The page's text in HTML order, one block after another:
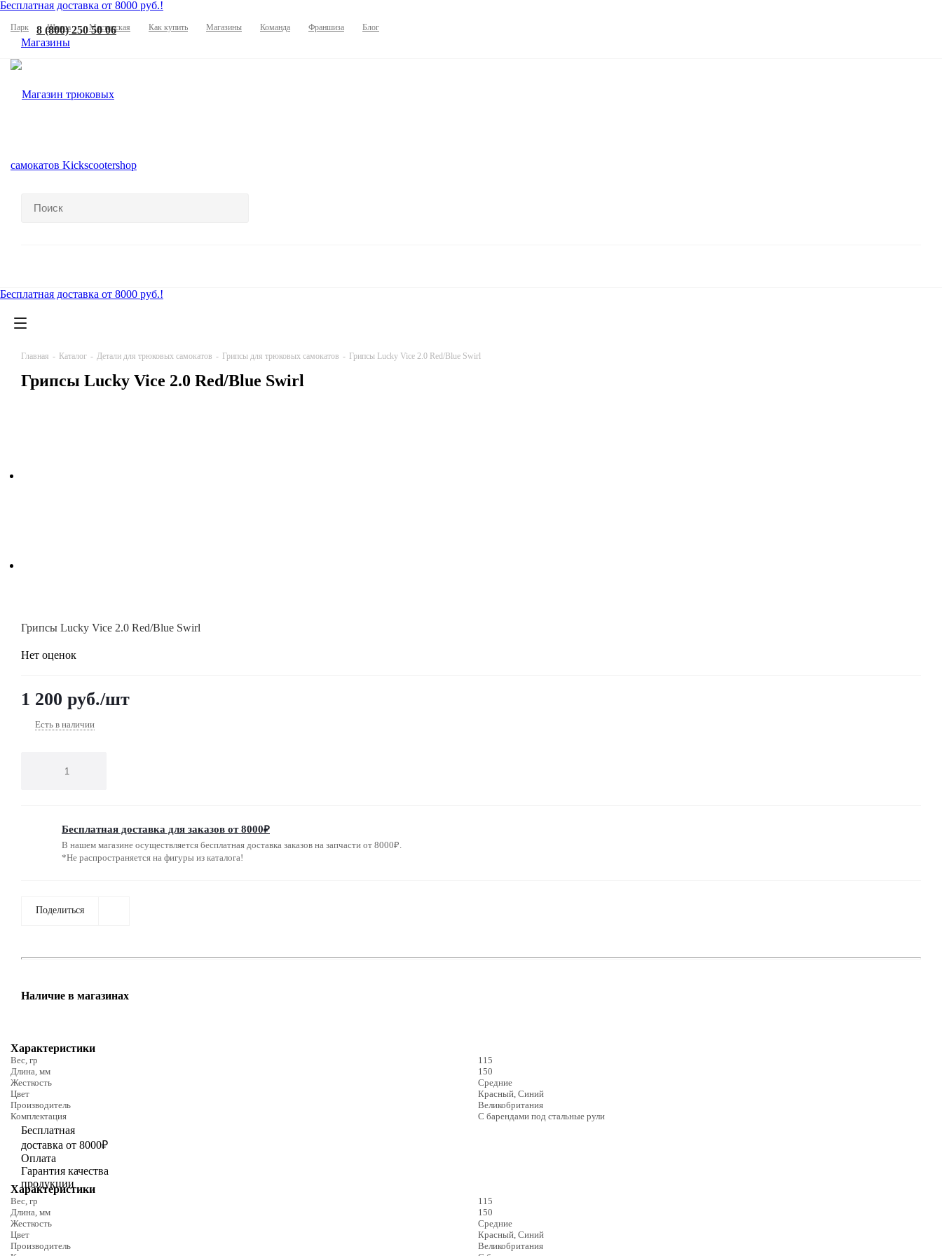
Бесплатная доставка от 8000 руб.!
Парк Школа Мастерская Как купить Магазины Команда Франшиза Блог
8 (800) 250 50 06
Магазины
Бесплатная доставка от 8000 руб.!
Главная - Каталог - Детали для трюковых самокатов - Грипсы для трюковых самокатов - Грипсы Lucky Vice 2.0 Red/Blue Swirl
Грипсы Lucky Vice 2.0 Red/Blue Swirl
Грипсы Lucky Vice 2.0 Red/Blue Swirl
Нет оценок
1 200 руб./шт
Есть в наличии
Бесплатная доставка для заказов от 8000₽
В нашем магазине осуществляется бесплатная доставка заказов на запчасти от 8000₽.
*Не распространяется на фигуры из каталога!
Поделиться
Наличие в магазинах
Характеристики
Вес, гр
115
Длина, мм
150
Жесткость
Средние
Цвет
Красный, Синий
Производитель
Великобритания
Комплектация
С барендами под стальные рули
Бесплатная
доставка от 8000₽
Оплата
Гарантия качества
продукции
Характеристики
Вес, гр
115
Длина, мм
150
Жесткость
Средние
Цвет
Красный, Синий
Производитель
Великобритания